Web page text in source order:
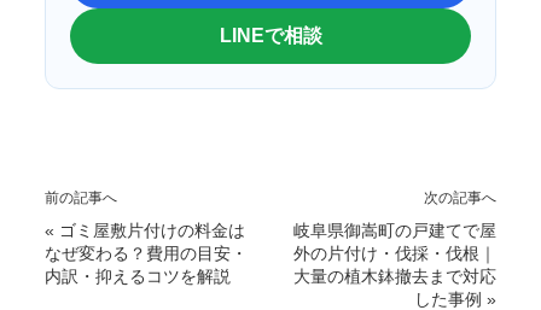
LINEで相談
前の記事へ
« ゴミ屋敷片付けの料金は
なぜ変わる？費用の目安・
内訳・抑えるコツを解説
次の記事へ
岐阜県御嵩町の戸建てで屋
外の片付け・伐採・伐根｜
大量の植木鉢撤去まで対応
した事例 »